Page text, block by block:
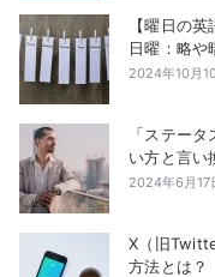
【曜日の
日曜：略や
2024年10月
「ステー
い方と言い
2024年6月17
X（旧
方法とは？